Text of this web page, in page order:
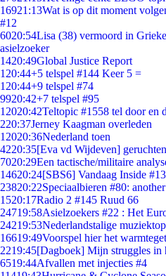
16921:13Wat is op dit moment
#12
6020:54Lisa (38) vermoord in
asielzoeker
1420:49Global Justice Report
1 20:44+5 telspel #144 Keer 5 =
1 20:44+9 telspel #74
9920:42+7 telspel #95
12020:42Teltopic #1558 tel door en
220:37Jerney Kaagman overleden
12020:36Nederland toen
4220:35[Eva vd Wijdeven]
7020:29Een tactische/militaire
14620:24[SBS6] Vandaag Inside
23820:22Speciaalbieren #80:
1520:17Radio 2 #145 Ruud 66
24719:58Asielzoekers #22 : Het
24219:53Nederlandstalige
16619:49Voorspel hier het
2219:45[Dagboek] Mijn struggles in
6519:44Afvallen met injecties #4